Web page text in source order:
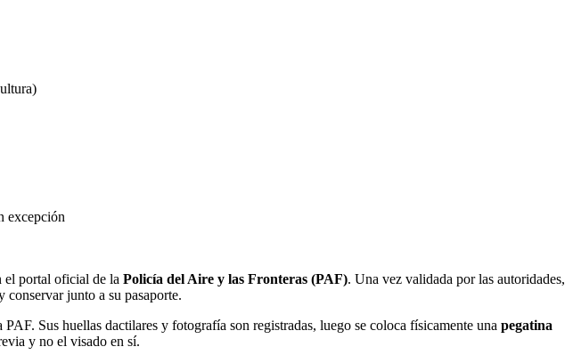
excepción
el portal oficial de la Policía del Aire y las Fronteras (PAF). Una vez validada por las autoridades,
conservar junto a su pasaporte.
Sus huellas dactilares y fotografía son registradas, luego se coloca físicamente una pegatina
y no el visado en sí.